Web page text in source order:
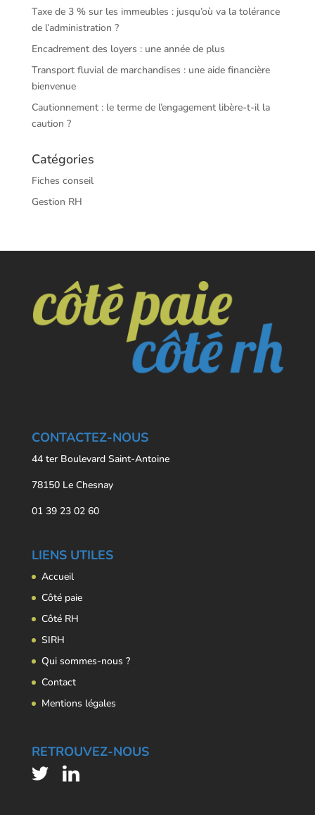
Taxe de 3 % sur les immeubles : jusqu’où va la tolérance
de l’administration ?
Encadrement des loyers : une année de plus
Transport fluvial de marchandises : une aide financière
bienvenue
Cautionnement : le terme de l’engagement libère-t-il la
caution ?
Catégories
Fiches conseil
Gestion RH
CONTACTEZ-NOUS
44 ter Boulevard Saint-Antoine
78150 Le Chesnay
01 39 23 02 60
LIENS UTILES
Accueil
Côté paie
Côté RH
SIRH
Qui sommes-nous ?
Contact
Mentions légales
RETROUVEZ-NOUS